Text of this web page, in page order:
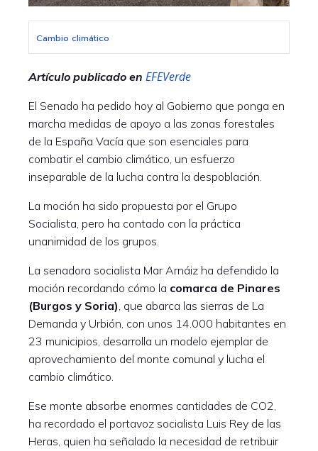
Cambio climático
Artículo publicado en EFEVerde
El Senado ha pedido hoy al Gobierno que ponga en
marcha medidas de apoyo a las zonas forestales
de la España Vacía que son esenciales para
combatir el cambio climático, un esfuerzo
inseparable de la lucha contra la despoblación.
La moción ha sido propuesta por el Grupo
Socialista, pero ha contado con la práctica
unanimidad de los grupos.
La senadora socialista Mar Arnáiz ha defendido la
moción recordando cómo la comarca de Pinares
(Burgos y Soria), que abarca las sierras de La
Demanda y Urbión, con unos 14.000 habitantes en
23 municipios, desarrolla un modelo ejemplar de
aprovechamiento del monte comunal y lucha el
cambio climático.
Ese monte absorbe enormes cantidades de CO2,
ha recordado el portavoz socialista Luis Rey de las
Heras, quien ha señalado la necesidad de retribuir